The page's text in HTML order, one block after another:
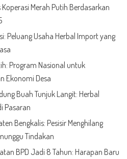
Merah Putih Berdasarkan
Peluang Usaha Herbal Import yang
Program Nasional untuk
Ekonomi Desa
Buah Tunjuk Langit: Herbal
Pasaran
Bengkalis: Pesisir Menghilang
Tindakan
BPD Jadi 8 Tahun: Harapan Baru